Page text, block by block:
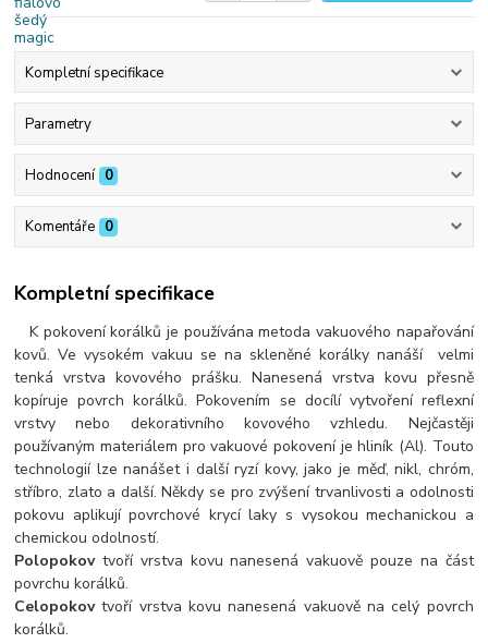
Kompletní specifikace
Parametry
Hodnocení 0
Komentáře 0
Kompletní specifikace
K pokovení korálků je používána metoda vakuového napařování
kovů. Ve vysokém vakuu se na skleněné korálky nanáší velmi
tenká vrstva kovového prášku. Nanesená vrstva kovu přesně
kopíruje povrch korálků. Pokovením se docílí vytvoření reflexní
vrstvy nebo dekorativního kovového vzhledu. Nejčastěji
používaným materiálem pro vakuové pokovení je hliník (Al). Touto
technologií lze nanášet i další ryzí kovy, jako je měď, nikl, chróm,
stříbro, zlato a další. Někdy se pro zvýšení trvanlivosti a odolnosti
pokovu aplikují povrchové krycí laky s vysokou mechanickou a
chemickou odolností.
Polopokovtvoří vrstva kovu nanesená vakuově pouze na část
povrchu korálků.
Celopokovtvoří vrstva kovu nanesená vakuově na celý povrch
korálků.